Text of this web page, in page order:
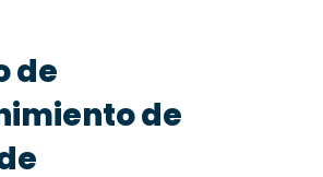
de
de